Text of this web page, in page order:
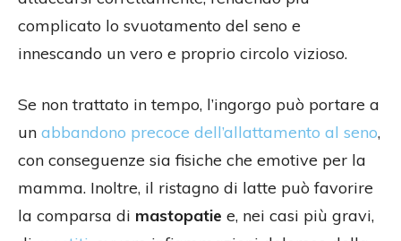
complicato lo svuotamento del seno e
innescando un vero e proprio circolo vizioso.
Se non trattato in tempo, l’ingorgo può portare a
un abbandono precoce dell’allattamento al seno,
con conseguenze sia fisiche che emotive per la
mamma. Inoltre, il ristagno di latte può favorire
la comparsa di mastopatie e, nei casi più gravi,